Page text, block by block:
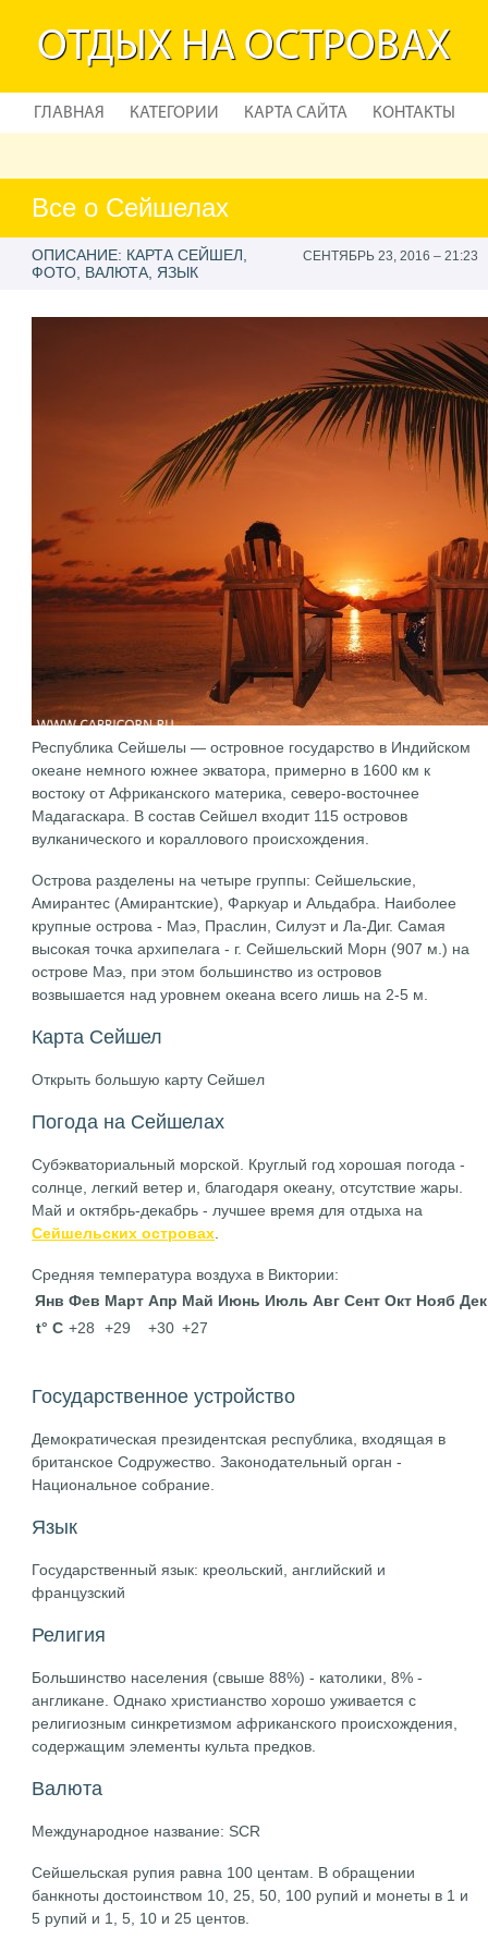
ОТДЫХ НА ОСТРОВАХ
ГЛАВНАЯ КАТЕГОРИИ КАРТА САЙТА КОНТАКТЫ
Все о Сейшелах
ОПИСАНИЕ: КАРТА СЕЙШЕЛ,
ФОТО, ВАЛЮТА, ЯЗЫК
СЕНТЯБРЬ 23, 2016 – 21:23
Республика Сейшелы — островное государство в Индийском
океане немного южнее экватора, примерно в 1600 км к
востоку от Африканского материка, северо-восточнее
Мадагаскара. В состав Сейшел входит 115 островов
вулканического и кораллового происхождения.
Острова разделены на четыре группы: Сейшельские,
Амирантес (Амирантские), Фаркуар и Альдабра. Наиболее
крупные острова - Маэ, Праслин, Силуэт и Ла-Диг. Самая
высокая точка архипелага - г. Сейшельский Морн (907 м.) на
острове Маэ, при этом большинство из островов
возвышается над уровнем океана всего лишь на 2-5 м.
Карта Сейшел
Открыть большую карту Сейшел
Погода на Сейшелах
Субэкваториальный морской. Круглый год хорошая погода -
солнце, легкий ветер и, благодаря океану, отсутствие жары.
Май и октябрь-декабрь - лучшее время для отдыха на
Сейшельских островах
Средняя температура воздуха в Виктории:
Янв Фев Март Апр Май Июнь Июль Авг Сент Окт Нояб Дек
t° C +28 +29 +30 +27
Государственное устройство
Демократическая президентская республика, входящая в
британское Содружество. Законодательный орган -
Национальное собрание.
Язык
Государственный язык: креольский, английский и
французский
Религия
Большинство населения (свыше 88%) - католики, 8% -
англикане. Однако христианство хорошо уживается с
религиозным синкретизмом африканского происхождения,
содержащим элементы культа предков.
Валюта
Международное название: SCR
Сейшельская рупия равна 100 центам. В обращении
банкноты достоинством 10, 25, 50, 100 рупий и монеты в 1 и
5 рупий и 1, 5, 10 и 25 центов.